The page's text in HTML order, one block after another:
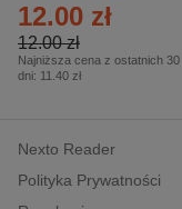
12.00 zł
12.00 zł
Najniższa cena z ostatnich 30
dni: 11.40 zł
Nexto Reader
Polityka Prywatności